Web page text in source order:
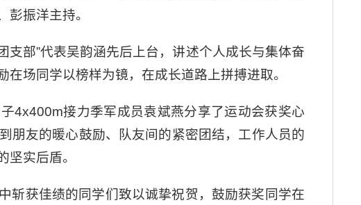
振洋主持。
支部”代表吴韵涵先后上台，讲述个人成长与集体奋
场同学以榜样为镜，在成长道路上拼搏进取。
4x400m接力季军成员袁斌燕分享了运动会获奖心
朋友的暖心鼓励、队友间的紧密团结，工作人员的
坚实后盾。
斩获佳绩的同学们致以诚挚祝贺，鼓励获奖同学在